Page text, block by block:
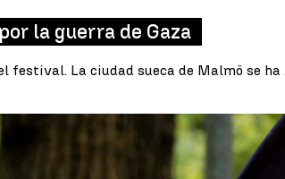
la guerra de Gaza
La ciudad sueca de Malmö se